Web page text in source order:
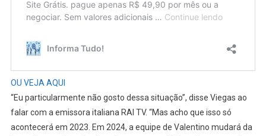
OU VEJA AQUI
“Eu particularmente não gosto dessa situação”, disse Viegas ao
falar com a emissora italiana RAI TV. “Mas acho que isso só
acontecerá em 2023. Em 2024, a equipe de Valentino mudará da